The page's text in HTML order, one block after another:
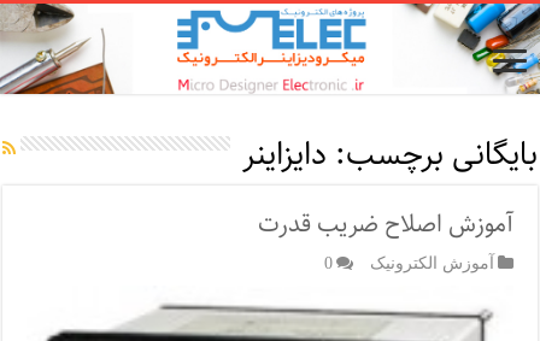
بایگانی برچسب: دایزاینر
آموزش اصلاح ضریب قدرت
آموزش الکترونیک 0